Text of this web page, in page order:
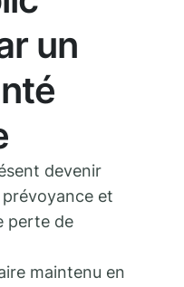
un
devenir
et
perte de
maintenu en